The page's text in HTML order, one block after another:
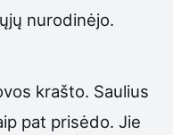
nurodinėjo.
krašto. Saulius
pat prisėdo. Jie